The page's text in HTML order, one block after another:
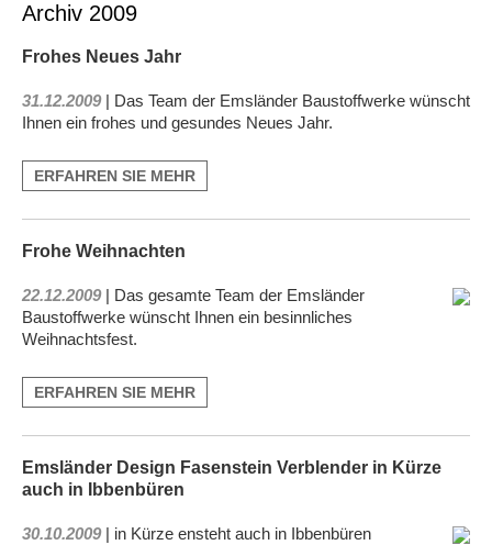
Archiv 2009
Frohes Neues Jahr
31.12.2009| Das Team der Emsländer Baustoffwerke wünscht
Ihnen ein frohes und gesundes Neues Jahr.
ERFAHREN SIE MEHR
Frohe Weihnachten
22.12.2009| Das gesamte Team der Emsländer
Baustoffwerke wünscht Ihnen ein besinnliches
Weihnachtsfest.
ERFAHREN SIE MEHR
Emsländer Design Fasenstein Verblender in Kürze
auch in Ibbenbüren
30.10.2009| in Kürze ensteht auch in Ibbenbüren